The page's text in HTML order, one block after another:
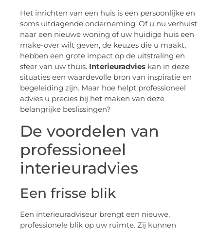
Het inrichten van een huis is een persoonlijke en
soms uitdagende onderneming. Of u nu verhuist
naar een nieuwe woning of uw huidige huis een
make-over wilt geven, de keuzes die u maakt,
hebben een grote impact op de uitstraling en
sfeer van uw thuis. Interieuradvies kan in deze
situaties een waardevolle bron van inspiratie en
begeleiding zijn. Maar hoe helpt professioneel
advies u precies bij het maken van deze
belangrijke beslissingen?
De voordelen van
professioneel
interieuradvies
Een frisse blik
Een interieuradviseur brengt een nieuwe,
professionele blik op uw ruimte. Zij kunnen